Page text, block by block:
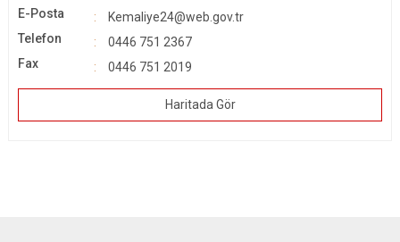
Üzümlü
E-Posta
Kemaliye24@web.gov.tr
Telefon
0446 751 2367
Fax
0446 751 2019
Haritada Gör